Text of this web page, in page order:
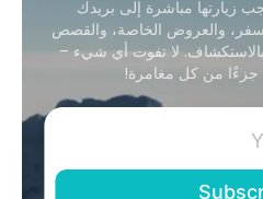
زيارتها مباشرة إلى بريدك
والعروض الخاصة، والقصص
لا تفوت أي شيء –
جزءًا من كل مغامرة!